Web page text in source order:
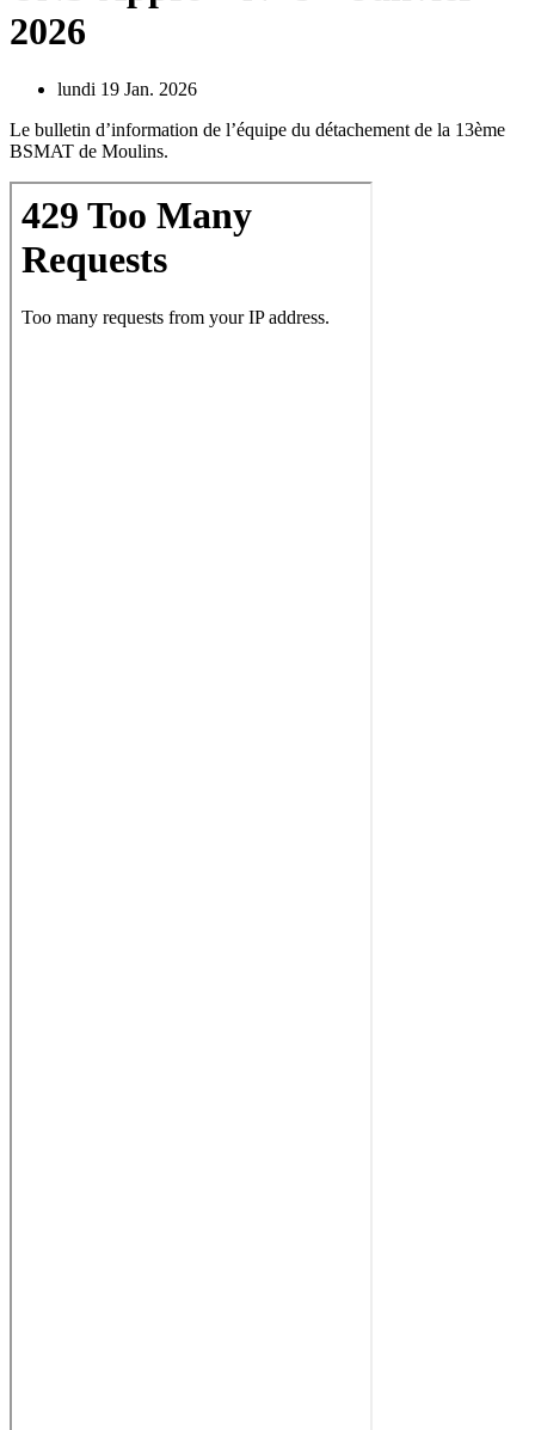
2026
lundi 19 Jan. 2026
Le bulletin d’information de l’équipe du détachement de la 13ème
BSMAT de Moulins.